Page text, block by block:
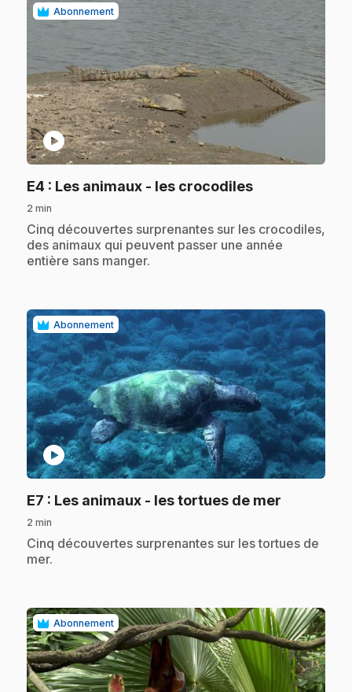
Abonnement
play_circle
E4 : Les animaux - les crocodiles.
2 min
.Cinq découvertes surprenantes sur les crocodiles,
des animaux qui peuvent passer une année
entière sans manger.
Abonnement
play_circle
E7 : Les animaux - les tortues de mer
2 min
.Cinq découvertes surprenantes sur les tortues de
mer.
Abonnement